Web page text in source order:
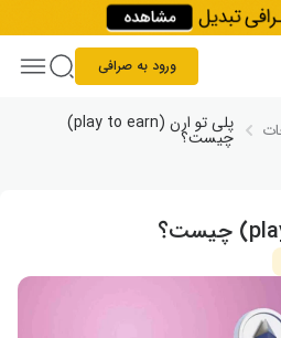
ورود به صرافی
پلی تو ارن (play to earn)
چیست؟